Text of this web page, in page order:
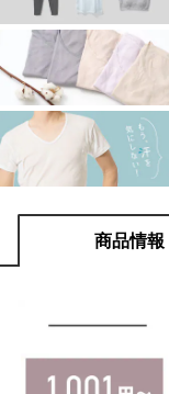
商品情報